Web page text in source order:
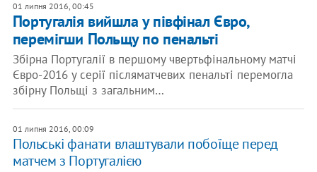
01 липня 2016, 00:45
Португалія вийшла у півфінал Євро,
перемігши Польщу по пенальті
Збірна Португалії в першому чвертьфінальному матчі
Євро-2016 у серії післяматчевих пенальті перемогла
збірну Польщі з загальним…
01 липня 2016, 00:09
Польські фанати влаштували побоїще перед
матчем з Португалією